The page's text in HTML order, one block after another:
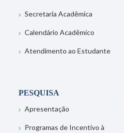
Secretaria Acadêmica
Calendário Acadêmico
Atendimento ao Estudante
PESQUISA
Apresentação
Programas de Incentivo à